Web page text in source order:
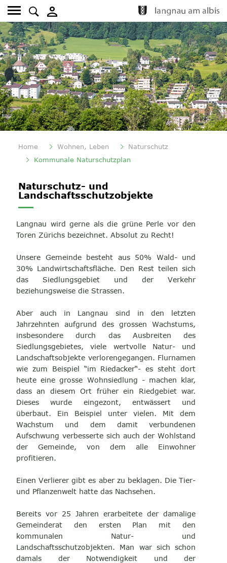
Kopfzeile
Home Wohnen, Leben
Naturschutz
Kommunale Naturschutzplan
Inhalt
Naturschutz- und
Landschaftsschutzobjekte
Langnau wird gerne als die grüne Perle vor den
Toren Zürichs bezeichnet. Absolut zu Recht!
Unsere Gemeinde besteht aus 50% Wald- und
30% Landwirtschaftsfläche. Den Rest teilen sich
das Siedlungsgebiet und der Verkehr
beziehungsweise die Strassen.
Aber auch in Langnau sind in den letzten
Jahrzehnten aufgrund des grossen Wachstums,
insbesondere durch das Ausbreiten des
Siedlungsgebietes, viele wertvolle Natur- und
Landschaftsobjekte verlorengegangen. Flurnamen
wie zum Beispiel “im Riedacker“- es steht dort
heute eine grosse Wohnsiedlung - machen klar,
dass an diesem Ort früher ein Riedgebiet war.
Dieses wurde eingezont, entwässert und
überbaut. Ein Beispiel unter vielen. Mit dem
Wachstum und dem damit verbundenen
Aufschwung verbesserte sich auch der Wohlstand
der Gemeinde, von dem alle Einwohner
profitieren.
Einen Verlierer gibt es aber zu beklagen. Die Tier-
und Pflanzenwelt hatte das Nachsehen.
Bereits vor 25 Jahren erarbeitete der damalige
Gemeinderat den ersten Plan mit den
kommunalen Natur- und
Landschaftsschutzobjekten. Man war sich schon
damals der Notwendigkeit und der
Fusszeile